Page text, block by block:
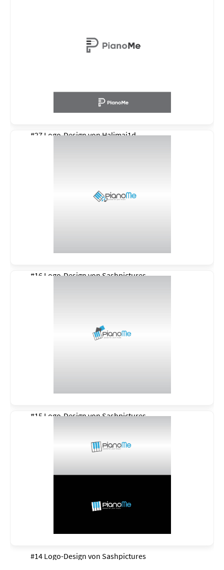
#27 Logo-Design vonHalimaj1d
#16 Logo-Design vonSashpictures
#15 Logo-Design vonSashpictures
#14 Logo-Design von Sashpictures